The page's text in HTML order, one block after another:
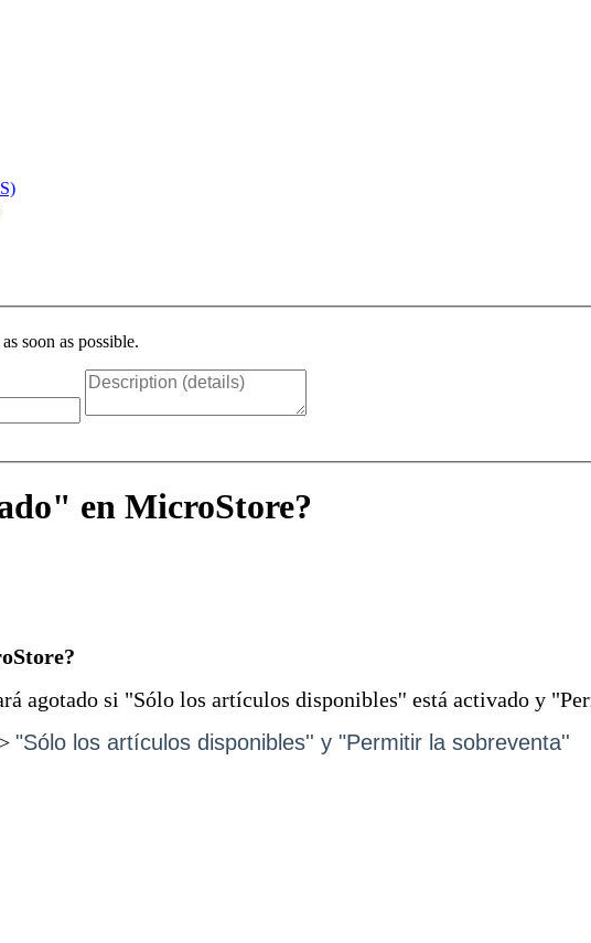
soon as possible.
en MicroStore?
agotado si "Sólo los artículos disponibles'' está activado y
"Sólo los artículos disponibles'' y "Permitir la sobreventa''